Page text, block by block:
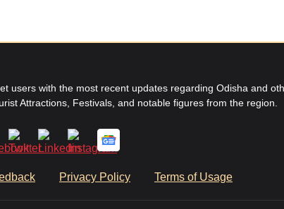
users with the most recent updates regarding Odisha and
Attractions, Festivals, and notable figures from the region.
Privacy Policy Terms of Usage